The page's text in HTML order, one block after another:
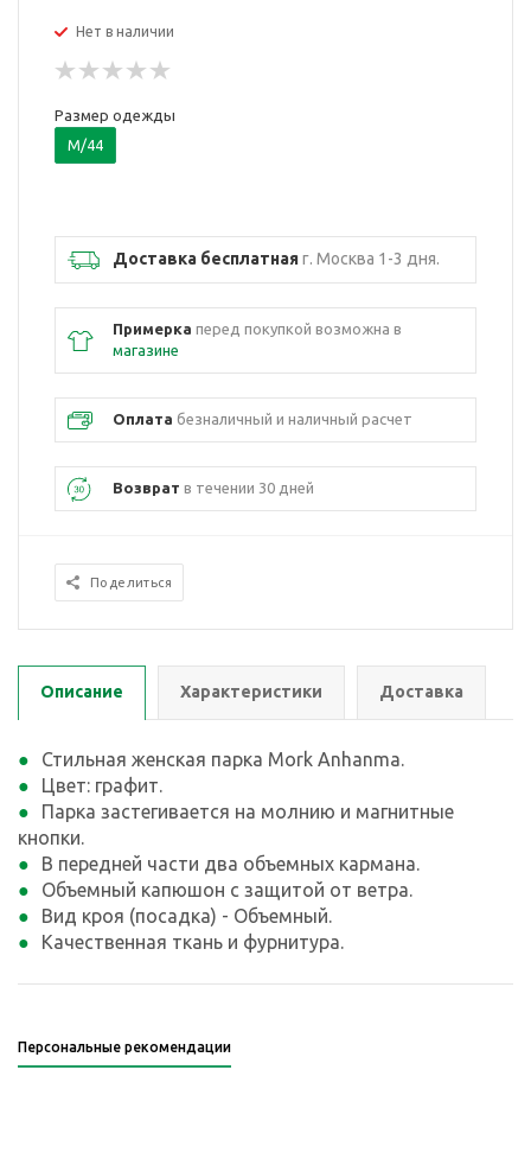
Нет в наличии
Размер одежды
M/44
Доставка бесплатнаяг. Москва 1-3 дня.
Примерка перед покупкой возможна в
магазине
Оплата безналичный и наличный расчет
Возврат в течении 30 дней
Поделиться
Описание Характеристики Доставка
Стильная женская парка Mork Anhanma.
Цвет: графит.
Парка застегивается на молнию и магнитные
кнопки.
В передней части два объемных кармана.
Объемный капюшон с защитой от ветра.
Вид кроя (посадка) - Объемный.
Качественная ткань и фурнитура.
Персональные рекомендации